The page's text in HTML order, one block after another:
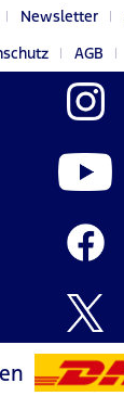
Newsletter
AGB